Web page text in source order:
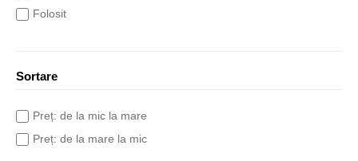
Folosit
Sortare
Preț: de la mic la mare
Preț: de la mare la mic